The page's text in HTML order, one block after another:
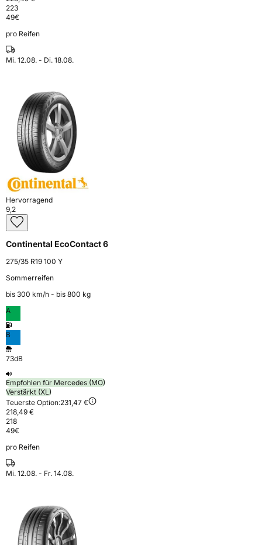
223
49€
pro Reifen
Mi. 12.08. - Di. 18.08.
Hervorragend
9,2
Continental EcoContact 6
275/35 R19 100 Y
Sommerreifen
bis 300 km⁠/⁠h - bis 800 kg
A
B
73dB
Empfohlen für Mercedes (MO)
Verstärkt (XL)
Teuerste Option:231,47 €
218,49 €
218
49€
pro Reifen
Mi. 12.08. - Fr. 14.08.